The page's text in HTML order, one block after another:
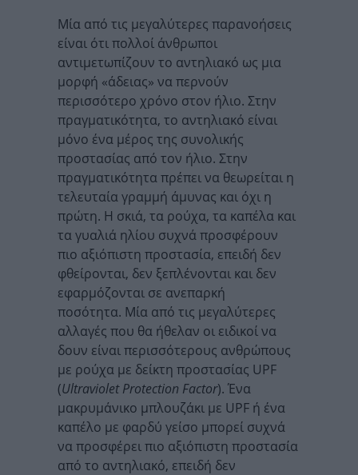
Μία από τις μεγαλύτερες παρανοήσεις
είναι ότι πολλοί άνθρωποι
αντιμετωπίζουν το αντηλιακό ως μια
μορφή «άδειας» να περνούν
περισσότερο χρόνο στον ήλιο. Στην
πραγματικότητα, το αντηλιακό είναι
μόνο ένα μέρος της συνολικής
προστασίας από τον ήλιο. Στην
πραγματικότητα πρέπει να θεωρείται η
τελευταία γραμμή άμυνας και όχι η
πρώτη. Η σκιά, τα ρούχα, τα καπέλα και
τα γυαλιά ηλίου συχνά προσφέρουν
πιο αξιόπιστη προστασία, επειδή δεν
φθείρονται, δεν ξεπλένονται και δεν
εφαρμόζονται σε ανεπαρκή
ποσότητα. Μία από τις μεγαλύτερες
αλλαγές που θα ήθελαν οι ειδικοί να
δουν είναι περισσότερους ανθρώπους
με ρούχα με δείκτη προστασίας UPF
(Ultraviolet Protection Factor). Ένα
μακρυμάνικο μπλουζάκι με UPF ή ένα
καπέλο με φαρδύ γείσο μπορεί συχνά
να προσφέρει πιο αξιόπιστη προστασία
από το αντηλιακό, επειδή δεν